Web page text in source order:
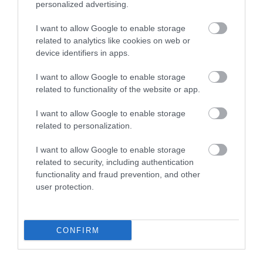
personalized advertising.
I want to allow Google to enable storage
related to analytics like cookies on web or
device identifiers in apps.
I want to allow Google to enable storage
related to functionality of the website or app.
I want to allow Google to enable storage
related to personalization.
I want to allow Google to enable storage
related to security, including authentication
functionality and fraud prevention, and other
user protection.
CONFIRM
Donhauser Gerhard
2019. Június 27.
Das mit großem Abstand im
kilometerweiten Umkreis beste
Restaurant. Perfekt
freundlicher Service (Kispeti),
schöne Lage, wundervolle
vertretbaren Preis. Weiter so,
Jungs und Mädels! Ich freue
Besuch in Kürze.
Remek hely, kedves és
hozzáértő pincérek. Az étel
nagyon finom, bár a